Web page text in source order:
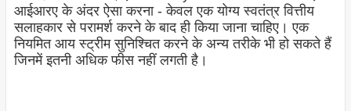
आईआरए के अंदर ऐसा करना - केवल एक योग्य स्वतंत्र वित्तीय
सलाहकार से परामर्श करने के बाद ही किया जाना चाहिए। एक
नियमित आय स्ट्रीम सुनिश्चित करने के अन्य तरीके भी हो सकते हैं
जिनमें इतनी अधिक फीस नहीं लगती है।